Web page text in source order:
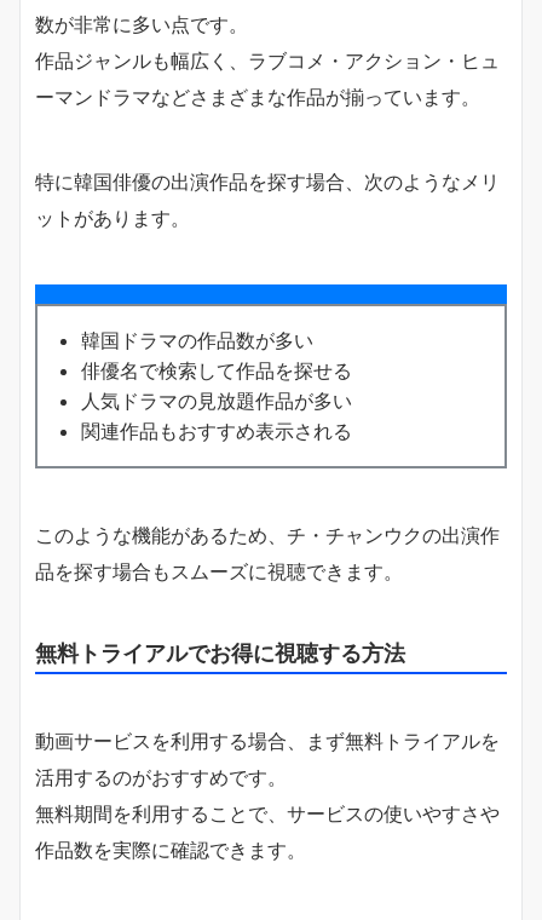
数が非常に多い点です。
作品ジャンルも幅広く、ラブコメ・アクション・ヒュ
ーマンドラマなどさまざまな作品が揃っています。
特に韓国俳優の出演作品を探す場合、次のようなメリ
ットがあります。
韓国ドラマの作品数が多い
俳優名で検索して作品を探せる
人気ドラマの見放題作品が多い
関連作品もおすすめ表示される
このような機能があるため、チ・チャンウクの出演作
品を探す場合もスムーズに視聴できます。
無料トライアルでお得に視聴する方法
動画サービスを利用する場合、まず無料トライアルを
活用するのがおすすめです。
無料期間を利用することで、サービスの使いやすさや
作品数を実際に確認できます。